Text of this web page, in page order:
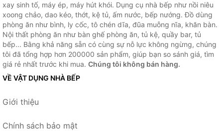
xay sinh tố, máy ép, máy hút khói. Dụng cụ nhà bếp như nồi niêu
xoong chảo, dao kéo, thớt, kệ tủ, ấm nước, bếp nướng. Đồ dùng
phòng ăn như bình, ly cốc, tô chén dĩa, đũa muỗng nĩa, khăn bàn.
Nội thất phòng ăn như bàn ghế phòng ăn, tủ kệ, quầy bar, tủ
bếp... Bằng khả năng sẵn có cùng sự nỗ lực không ngừng, chúng
tôi đã tổng hợp hơn 200000 sản phẩm, giúp bạn so sánh giá, tìm
giá rẻ nhất trước khi mua. Chúng tôi không bán hàng.
VỀ VẬT DỤNG NHÀ BẾP
Giới thiệu
Chính sách bảo mật